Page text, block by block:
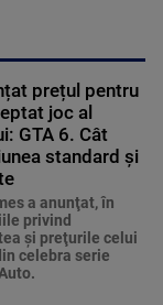
prețul pentru
joc al
GTA 6. Cât
standard și
a anunţat, în
privind
şi preţurile celui
celebra serie